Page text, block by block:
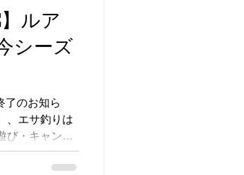
客様おひと
・五平餅
氷（季節限
夏季のみ）
ダーされて
ジャケット
ャケットの着
ルア
シーズ
了のお知ら
、エサ釣りは
び・キャン